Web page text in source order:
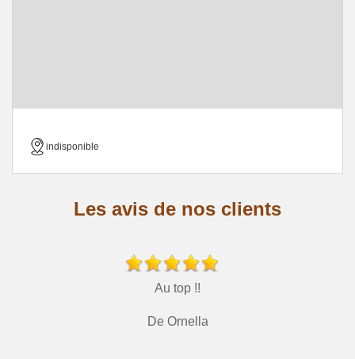
indisponible
Les avis de nos clients
Au top !!
De Ornella